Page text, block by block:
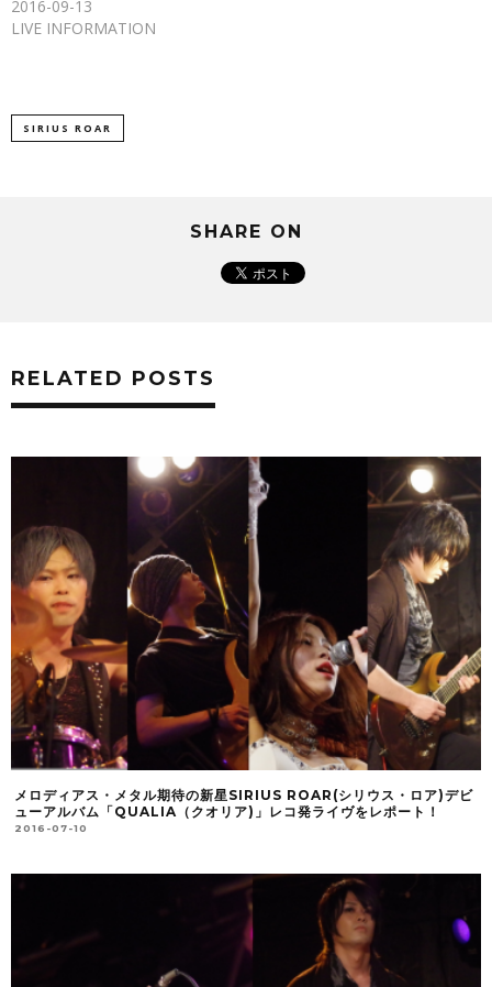
2016-09-13
LIVE INFORMATION
SIRIUS ROAR
SHARE ON
RELATED POSTS
メロディアス・メタル期待の新星SIRIUS ROAR(シリウス・ロア)デビ
ューアルバム「QUALIA（クオリア)」レコ発ライヴをレポート！
2016-07-10